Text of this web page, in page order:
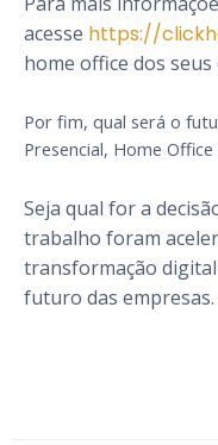
acesse https://
home office dos
Por fim, qual será o
Presencial, Home
Seja qual for a
trabalho foram
transformação
futuro das empresas.